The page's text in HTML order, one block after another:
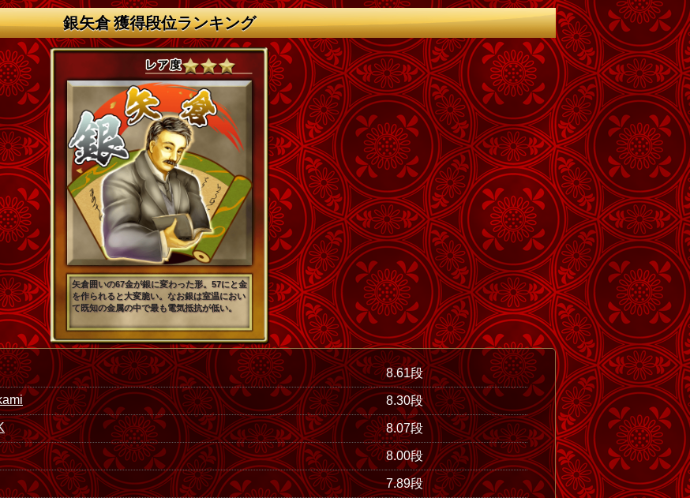
銀矢倉 獲得段位ランキング
矢倉囲いの67金が銀に変わった形。57にと金
を作られると大変脆い。なお銀は室温におい
て既知の金属の中で最も電気抵抗が低い。
8.61段
8.30段
8.07段
8.00段
7.89段